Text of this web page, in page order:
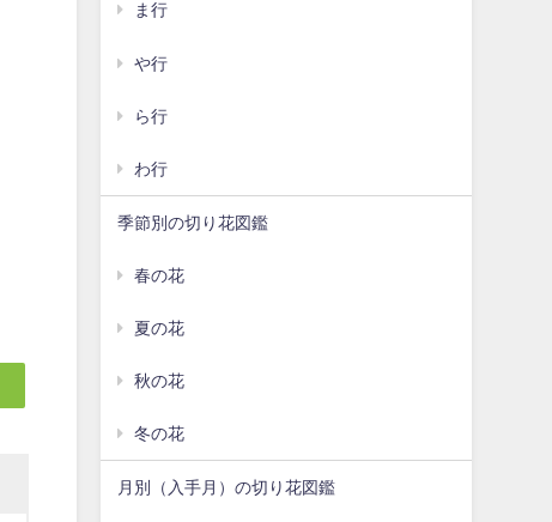
ま行
や行
ら行
わ行
季節別の切り花図鑑
春の花
夏の花
秋の花
冬の花
月別（入手月）の切り花図鑑